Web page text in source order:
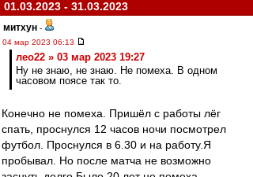
01.03.2023 - 31.03.2023
митхун -
04 мар 2023 06:13
лео22 » 03 мар 2023 19:27
Ну не знаю, не знаю. Не помеха. В одном
часовом поясе так то.
Конечно не помеха. Пришёл с работы лёг
спать, проснулся 12 часов ночи посмотрел
футбол. Проснулся в 6.30 и на работу.Я
пробывал. Но после матча не возможно